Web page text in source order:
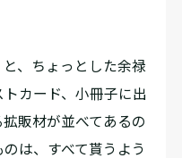
、ちょっとした余禄
カード、小冊子に出
販材が並べてあるの
は、すべて貰うよう